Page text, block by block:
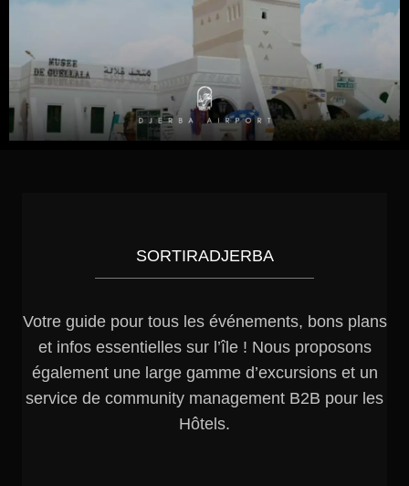
SORTIRADJERBA
Votre guide pour tous les événements, bons plans
et infos essentielles sur l’île ! Nous proposons
également une large gamme d’excursions et un
service de community management B2B pour les
Hôtels.